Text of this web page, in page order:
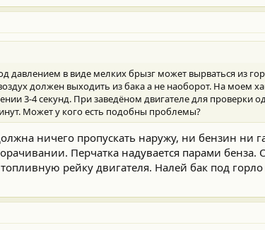
давлением в виде мелких брызг может вырваться из
должен выходить из бака а не наоборот. На моем
3-4 секунд. При заведёном двигателе для проверки
Может у кого есть подобны проблемы?
ничего пропускать наружу, ни бензин ни
Перчатка надувается парами бенза.
рейку двигателя. Налей бак под горло